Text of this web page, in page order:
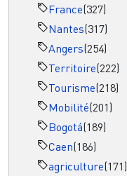
France(327)
Nantes(317)
Angers(254)
Territoire(222)
Tourisme(218)
Mobilité(201)
Bogotá(189)
Caen(186)
agriculture(171)